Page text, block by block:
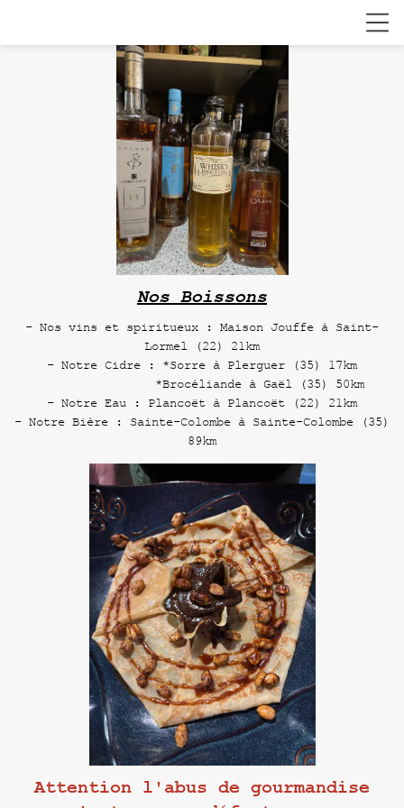
Nos Boissons
- Nos vins et spiritueux : Maison Jouffe à Saint-
Lormel (22) 21km
- Notre Cidre : *Sorre à Plerguer (35) 17km
*Brocéliande à Gaël (35) 50km
- Notre Eau : Plancoët à Plancoët (22) 21km
- Notre Bière : Sainte-Colombe à Sainte-Colombe (35)
89km
Attention l'abus de gourmandise